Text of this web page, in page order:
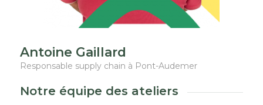
Antoine Gaillard
Responsable supply chain à Pont-Audemer
Notre équipe des ateliers